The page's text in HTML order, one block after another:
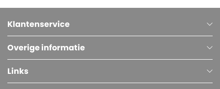
Klantenservice
Overige informatie
Links